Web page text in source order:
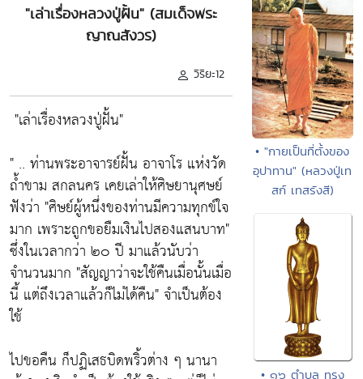
"เล่าเรื่องหลวงปู่ฝั้น" (สมเด็จพระ
ญาณสังวร)
วิริยะ12
"เล่าเรื่องหลวงปู่ฝั้น"
" .. ท่านพระอาจารย์ฝั้น อาจาโร แห่งวัด
ถ้ำขาม สกลนคร เคยเล่าให้ศิษยานุศษย์
ฟังว่า "ศิษย์ผู้หนึ่งของท่านมีความทุกข์ใจ
มาก เพราะถูกขอยืมเงินไปสองแสนบาท"
ซึ่งในเวลากว่า ๒๐ ปี มาแล้วนับว่า
จำนวนมาก "สัญญาว่าจะใช้คืนเมื่อนั้นเมื่อ
นี้ แต่ถึงเวลาแล้วก็ไม่ได้คืน"จำเป็นต้อง
ใช้
ไปขอคืน ก็ปฏิเสธบิดพริ้วต่าง ๆ นานา
• "กายเป็นที่ตั้งของ
อุปาทาน" (หลวงปู่เท
สก์ เทสรังสี)
• ๑๖ ตำบล ทรง